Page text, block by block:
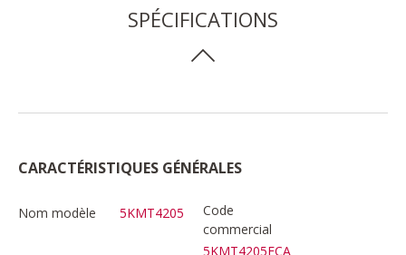
SPÉCIFICATIONS
CARACTÉRISTIQUES GÉNÉRALES
Nom modèle 5KMT4205
Code
commercial
5KMT4205ECA